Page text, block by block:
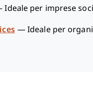
Ideale per imprese
—Ideale per